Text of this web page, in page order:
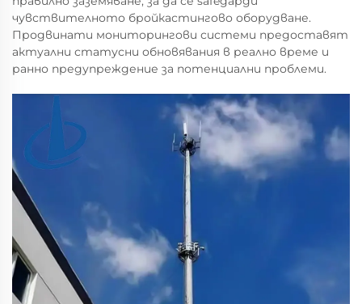
чувствителното бройкастингово оборудване.
Продвинати мониторингови системи предоставят
актуални статусни обновявания в реално време и
ранно предупреждение за потенциални проблеми.